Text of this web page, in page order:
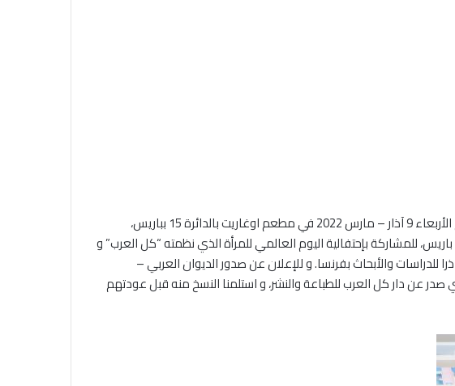
أقام الأستاذ علي المرعبي مأدبة غداء ظهر يوم الأربعاء 9 آذار – مارس 2022 في مطعم اوغاريت بالدائرة 15 بباريس،
للمشاركة بإحتفالية اليوم العالمي للمرأة الذي نظمته “كل العرب” و
للدراسات والأبحاث بفرنسا. و للإعلان عن صدور الديوان العربي –
صدر عن دار كل العرب للطباعة والنشر، و استلمنا النسخ منه قبل عودتهم